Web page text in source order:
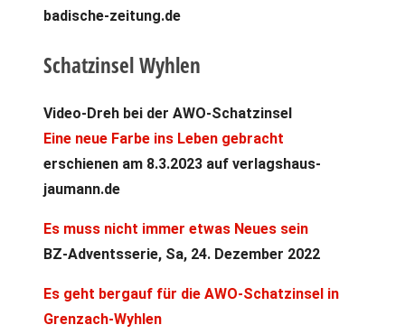
badische-zeitung.de
Schatzinsel Wyhlen
Video-Dreh bei der AWO-Schatzinsel
Eine neue Farbe ins Leben gebracht
erschienen am 8.3.2023 auf verlagshaus-
jaumann.de
Es muss nicht immer etwas Neues sein
BZ-Adventsserie, Sa, 24. Dezember 2022
Es geht bergauf für die AWO-Schatzinsel in
Grenzach-Wyhlen